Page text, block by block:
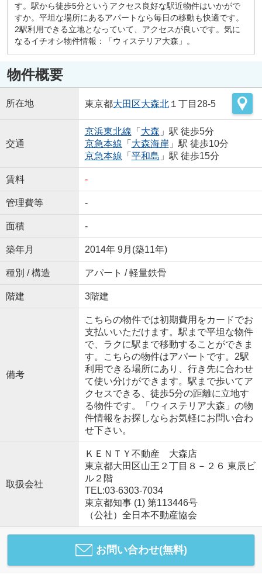
す。駅から徒歩5分というアクセス良好な駅近物件はいかがで
すか。平坦な場所にあるアパートなら毎日の移動も快適です。
2駅利用できる立地となっていて、アクセスが良いです。気に
なるイチオシ物件情報：「ウィステリア大森」。
物件概要
所在地 東京都大田区大森北１丁目28-5
交通
京浜東北線 「 大森 」駅 徒歩5分
京急本線 「 大森海岸 」駅 徒歩10分
京急本線 「 平和島 」駅 徒歩15分
賃料 -
管理費等 -
面積 -
築年月 2014年 9月(築11年)
種別 / 構造 アパート / 軽量鉄骨
階建 3階建
備考
こちらの物件では初期費用をカードでお
支払いいただけます。駅まで平坦な物件
で、ラクに駅まで移動することができま
す。こちらの物件はアパートです。2駅
利用できる場所にあり、行き先に合わせ
て使い分けができます。駅まで歩いてア
クセスできる、徒歩5分の距離に立地す
る物件です。「ウィステリア大森」の物
件情報をお探しならお気軽にお問い合わ
せ下さい。
取扱会社
ＫＥＮＴＹ不動産 大森店
東京都大田区山王２丁目８－２６ 東辰ビ
ル２階
TEL:03-6303-7034
東京都知事 (1) 第113446号
（公社）全日本不動産協会
お問い合わせ(無料)